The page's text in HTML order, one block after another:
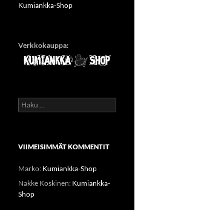
Kumiankka-Shop
Verkkokauppa:
Haku:
VIIMEISIMMÄT KOMMENTIT
Marko: Kumiankka-Shop
Nakke Koskinen: Kumiankka-
Shop